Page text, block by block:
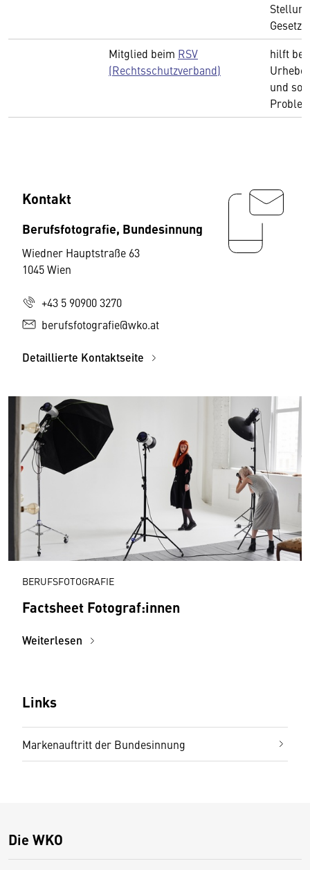
Mitglied beim RSV
(Rechtsschutzverband)
hilft bei
und
Kontakt
Berufsfotografie, Bundesinnung
Wiedner Hauptstraße 63
1045 Wien
+43 5 90900 3270
berufsfotografie@wko.at
Detaillierte Kontaktseite
BERUFSFOTOGRAFIE
Factsheet Fotograf:innen
Weiterlesen
Links
Markenauftritt der Bundesinnung
Die WKO